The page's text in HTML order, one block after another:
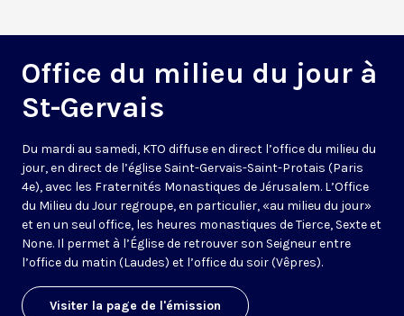
Office du milieu du jour à
St-Gervais
Du mardi au samedi, KTO diffuse en direct l’office du milieu du
jour, en direct de l’église Saint-Gervais-Saint-Protais (Paris
4e), avec les Fraternités Monastiques de Jérusalem. L’Office
du Milieu du Jour regroupe, en particulier, «au milieu du jour»
et en un seul office, les heures monastiques de Tierce, Sexte et
None. Il permet à l’Église de retrouver son Seigneur entre
l’office du matin (Laudes) et l’office du soir (Vêpres).
Visiter la page de l'émission